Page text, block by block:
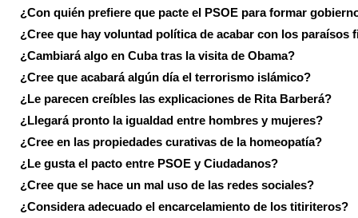
¿Con quién prefiere que pacte el PSOE para formar
¿Cree que hay voluntad política de acabar con los paraísos
¿Cambiará algo en Cuba tras la visita de Obama?
¿Cree que acabará algún día el terrorismo islámico?
¿Le parecen creíbles las explicaciones de Rita Barberá?
¿Llegará pronto la igualdad entre hombres y mujeres?
¿Cree en las propiedades curativas de la homeopatía?
¿Le gusta el pacto entre PSOE y Ciudadanos?
¿Cree que se hace un mal uso de las redes sociales?
¿Considera adecuado el encarcelamiento de los titiriteros?